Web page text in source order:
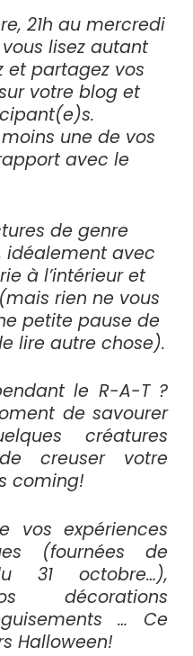
21h au mercredi
lisez autant
et partagez vos
votre blog et
une de vos
avec le
de genre
idéalement avec
à l’intérieur et
rien ne vous
petite pause de
lire autre chose).
le R-A-T ?
de savourer
créatures
creuser votre
coming!
vos expériences
(fournées de
31 octobre…),
décorations
… Ce
Halloween!